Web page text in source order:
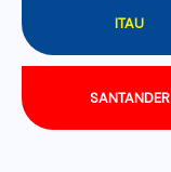
ITAU
SANTANDER